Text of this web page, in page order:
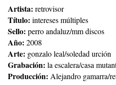
Artista: retrovisor
Título: intereses múltiples
Sello: perro andaluz/mm discos
Año: 2008
Arte: gonzalo leal/soledad urción
Grabación: la escalera/casa
Producción: Alejandro gamarra/